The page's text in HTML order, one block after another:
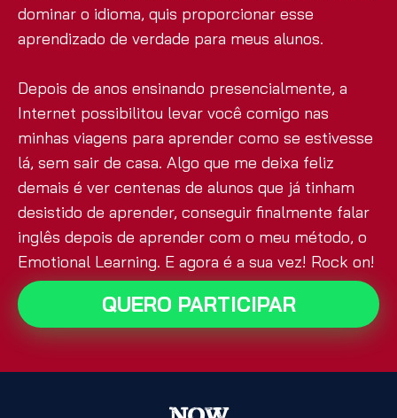
dominar o idioma, quis proporcionar esse
aprendizado de verdade para meus alunos.
Depois de anos ensinando presencialmente, a
Internet possibilitou levar você comigo nas
minhas viagens para aprender como se estivesse
lá, sem sair de casa. Algo que me deixa feliz
demais é ver centenas de alunos que já tinham
desistido de aprender, conseguir finalmente falar
inglês depois de aprender com o meu método, o
Emotional Learning. E agora é a sua vez! Rock on!
QUERO PARTICIPAR